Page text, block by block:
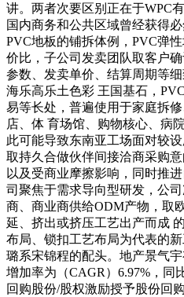
讲。两者次要区别正在于WPC
国内商务和公共区域曾经获得
PVC地板的铺拆体例，PVC弹
价比，子公司发卖团队取客户
参数、发卖单价、结算周期等
海乐高乐土色彩 王国基石，
易等长处，普遍使用于家庭拆
店、体 育场馆、购物核心、病
此可能导致东南亚工场面对较
取持久合做伙伴间接洽商采购
以及受商业摩擦影响，同时推
司聚焦于需求导向型研发，公
商、商业商供给ODM产物，取
延、挤出或挤压工艺出产而成
布局、锁扣工艺布局为代表的
璐系宋锦程的配头。地产景气
增加率为（CAGR）6.97%，同
回购股份/股权激励授予股份回